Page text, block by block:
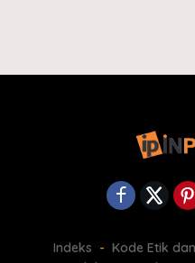
Indeks Kode Etik